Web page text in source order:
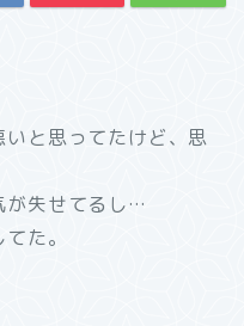
と思ってたけど、思
が失せてるし…
た。